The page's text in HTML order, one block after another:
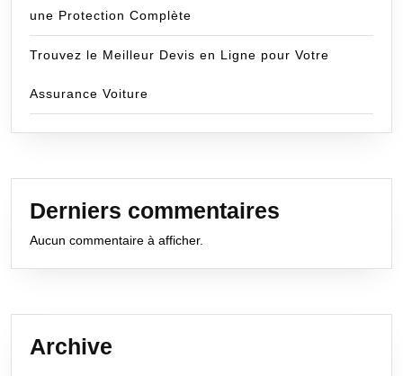
une Protection Complète
Trouvez le Meilleur Devis en Ligne pour Votre
Assurance Voiture
Derniers commentaires
Aucun commentaire à afficher.
Archive